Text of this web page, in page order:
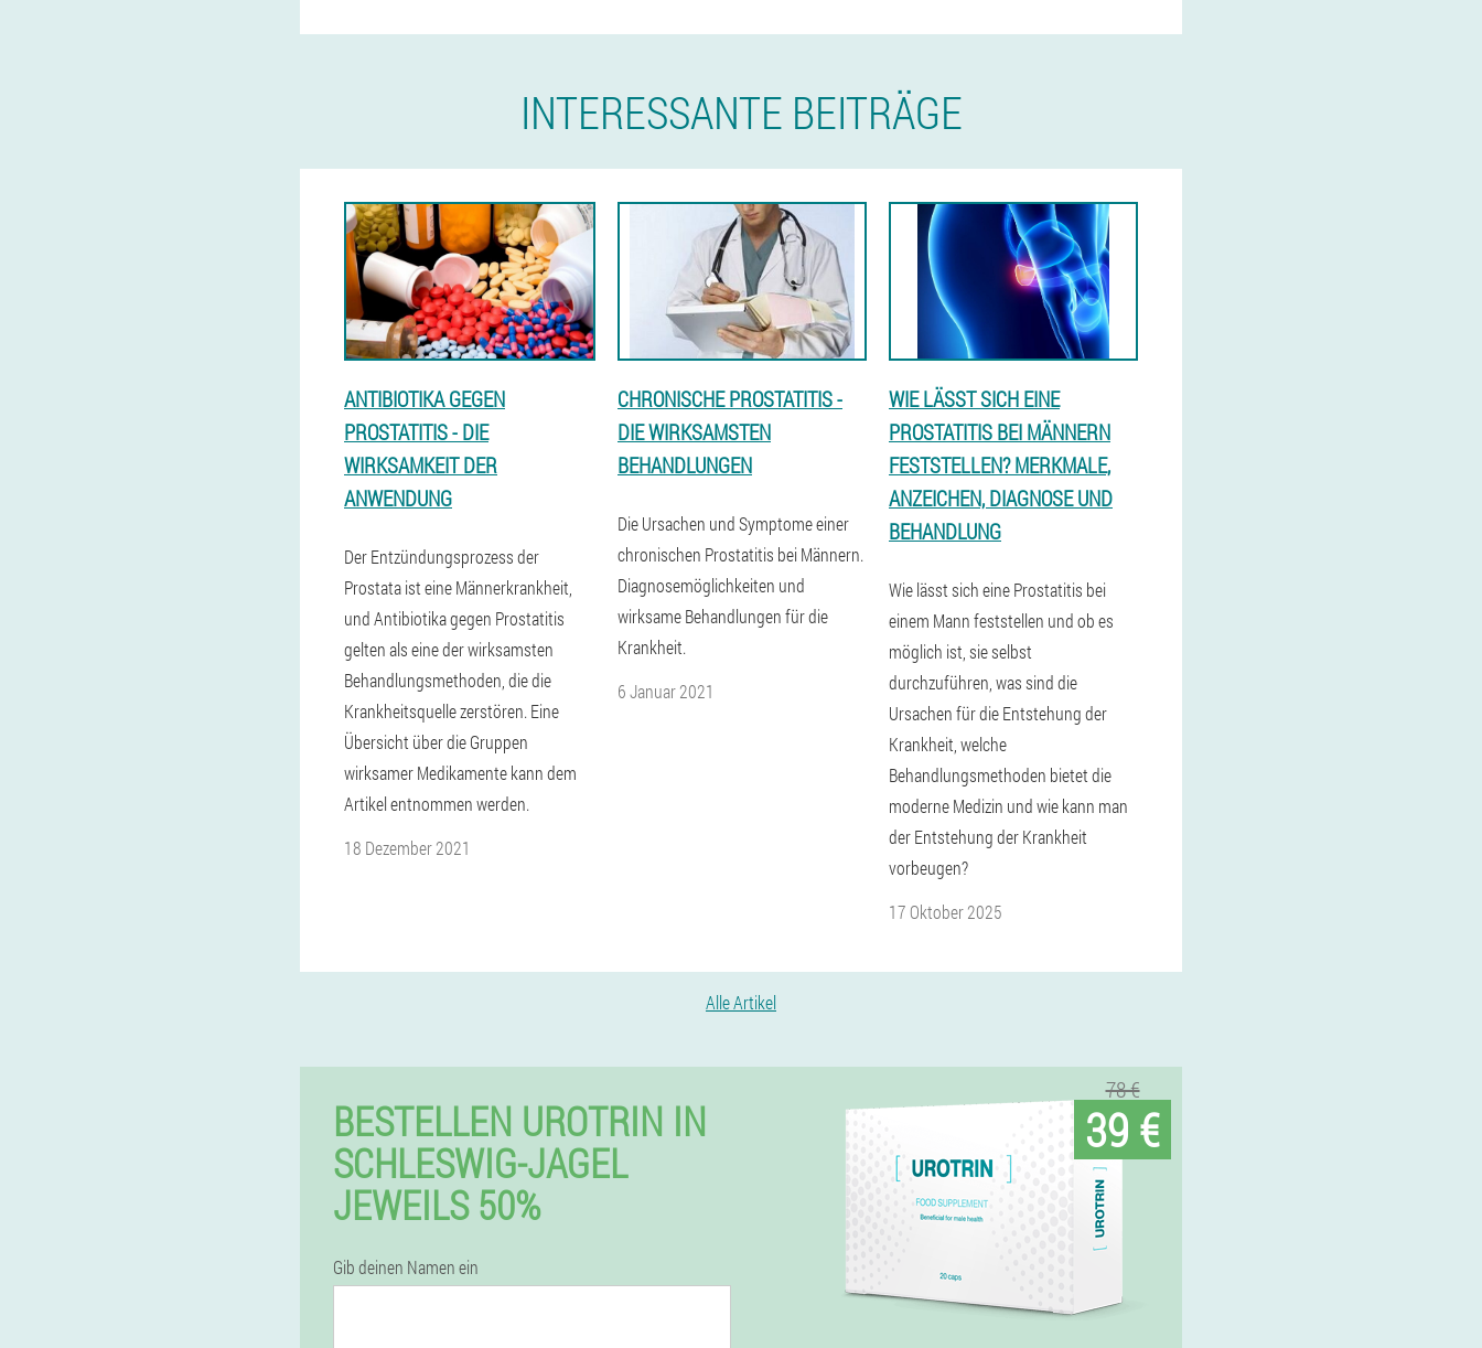
INTERESSANTE BEITRÄGE
ANTIBIOTIKA GEGEN
PROSTATITIS - DIE
WIRKSAMKEIT DER
ANWENDUNG
Der Entzündungsprozess der
Prostata ist eine Männerkrankheit,
und Antibiotika gegen Prostatitis
gelten als eine der wirksamsten
Behandlungsmethoden, die die
Krankheitsquelle zerstören. Eine
Übersicht über die Gruppen
wirksamer Medikamente kann dem
Artikel entnommen werden.
18 Dezember 2021
CHRONISCHE PROSTATITIS -
DIE WIRKSAMSTEN
BEHANDLUNGEN
Die Ursachen und Symptome einer
chronischen Prostatitis bei Männern.
Diagnosemöglichkeiten und
wirksame Behandlungen für die
Krankheit.
6 Januar 2021
WIE LÄSST SICH EINE
PROSTATITIS BEI MÄNNERN
FESTSTELLEN? MERKMALE,
ANZEICHEN, DIAGNOSE UND
BEHANDLUNG
Wie lässt sich eine Prostatitis bei
einem Mann feststellen und ob es
möglich ist, sie selbst
durchzuführen, was sind die
Ursachen für die Entstehung der
Krankheit, welche
Behandlungsmethoden bietet die
moderne Medizin und wie kann man
der Entstehung der Krankheit
vorbeugen?
17 Oktober 2025
Alle Artikel
BESTELLEN UROTRIN IN
SCHLESWIG-JAGEL
JEWEILS 50%
Gib deinen Namen ein
78 €
39 €